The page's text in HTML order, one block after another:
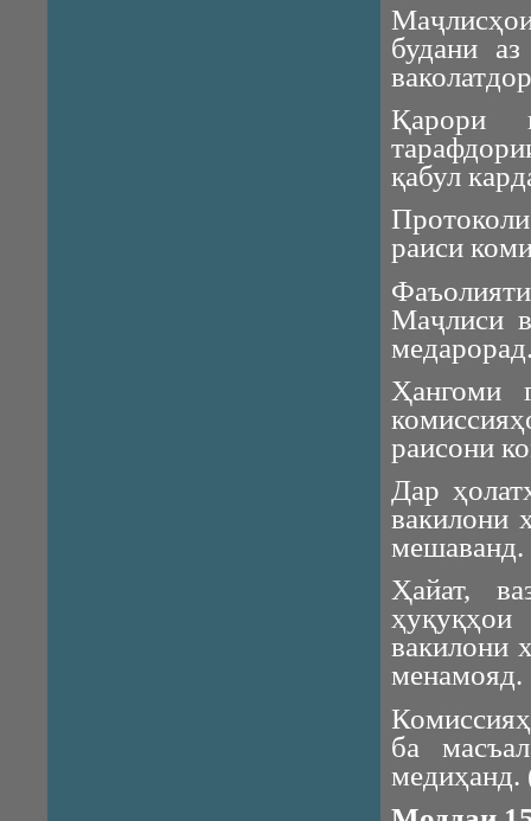
будани
Қарори
қабул
раиси
Маҷлиси
Ҳангоми
раисони
Дар
вакилони
мешаванд.
Ҳайат,
вакилони
менамояд.
ба
медиҳанд.